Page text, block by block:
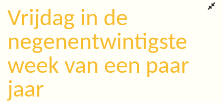
Vrijdag in de
negenentwintigste
week van een paar
jaar